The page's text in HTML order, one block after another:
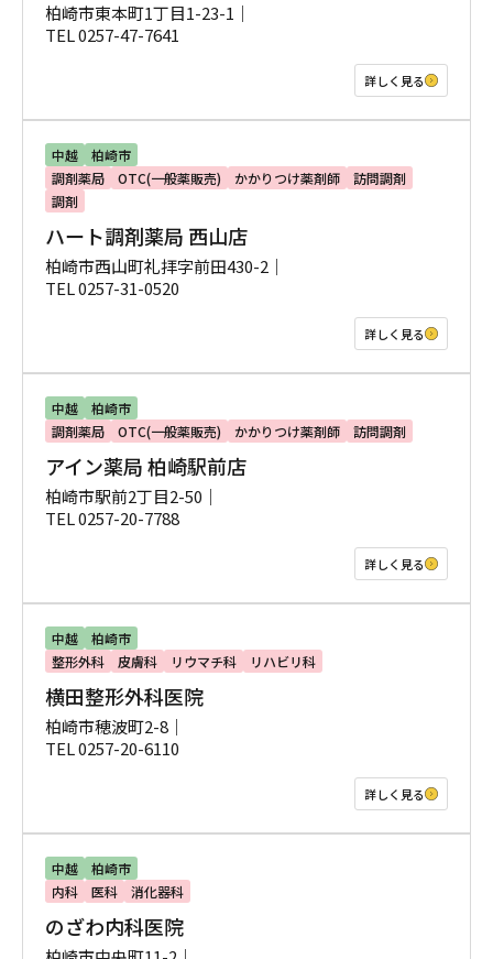
柏崎市東本町1丁目1-23-1｜
TEL 0257-47-7641
詳しく見る
中越
柏崎市
調剤薬局
OTC(一般薬販売) かかりつけ薬剤師
訪問調剤
調剤
ハート調剤薬局 西山店
柏崎市西山町礼拝字前田430-2｜
TEL 0257-31-0520
詳しく見る
中越
柏崎市
調剤薬局
OTC(一般薬販売) かかりつけ薬剤師 訪問調剤
アイン薬局 柏崎駅前店
柏崎市駅前2丁目2-50｜
TEL 0257-20-7788
詳しく見る
中越
柏崎市
整形外科
皮膚科 リウマチ科 リハビリ科
横田整形外科医院
柏崎市穂波町2-8｜
TEL 0257-20-6110
詳しく見る
中越
柏崎市
内科
医科 消化器科
のざわ内科医院